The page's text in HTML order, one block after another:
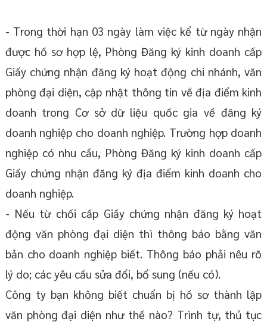
- Trong thời hạn 03 ngày làm việc kể từ ngày nhận
được hồ sơ hợp lệ, Phòng Đăng ký kinh doanh cấp
Giấy chứng nhận đăng ký hoạt động chi nhánh, văn
phòng đại diện, cập nhật thông tin về địa điểm kinh
doanh trong Cơ sở dữ liệu quốc gia về đăng ký
doanh nghiệp cho doanh nghiệp. Trường hợp doanh
nghiệp có nhu cầu, Phòng Đăng ký kinh doanh cấp
Giấy chứng nhận đăng ký địa điểm kinh doanh cho
doanh nghiệp.
- Nếu từ chối cấp Giấy chứng nhận đăng ký hoạt
động văn phòng đại diện thì thông báo bằng văn
bản cho doanh nghiệp biết. Thông báo phải nêu rõ
lý do; các yêu cầu sửa đổi, bổ sung (nếu có).
Công ty bạn không biết chuẩn bị hồ sơ thành lập
văn phòng đại diện như thế nào? Trình tự, thủ tục